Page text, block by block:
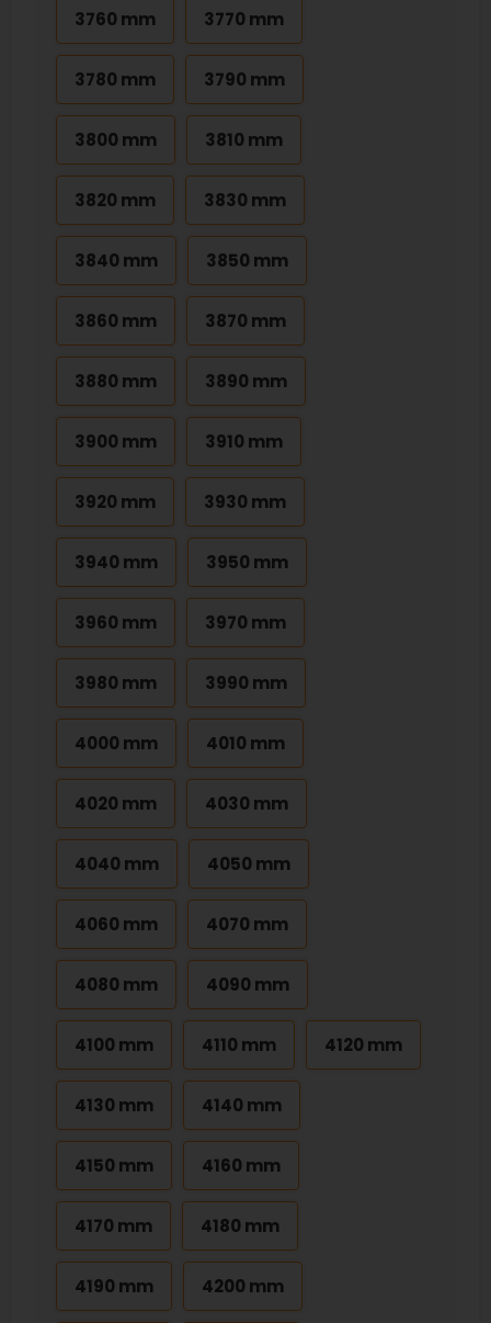
3760 mm 3770 mm
3780 mm 3790 mm
3800 mm 3810 mm
3820 mm 3830 mm
3840 mm 3850 mm
3860 mm 3870 mm
3880 mm 3890 mm
3900 mm 3910 mm
3920 mm 3930 mm
3940 mm 3950 mm
3960 mm 3970 mm
3980 mm 3990 mm
4000 mm 4010 mm
4020 mm 4030 mm
4040 mm 4050 mm
4060 mm 4070 mm
4080 mm 4090 mm
4100 mm 4110 mm 4120 mm
4130 mm 4140 mm
4150 mm 4160 mm
4170 mm 4180 mm
4190 mm 4200 mm